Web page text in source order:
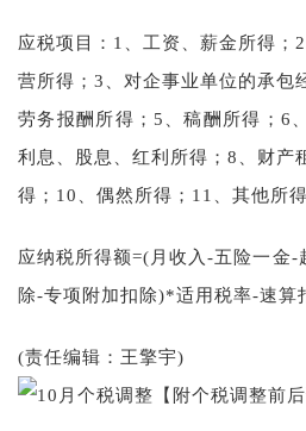
应税项目：1、工资、薪金所得；
营所得；3、对企事业单位的承包
劳务报酬所得；5、稿酬所得；6
利息、股息、红利所得；8、财产
得；10、偶然所得；11、其他所得
应纳税所得额=(月收入-五险一金-
除-专项附加扣除)*适用税率-速算
(责任编辑：王擎宇)